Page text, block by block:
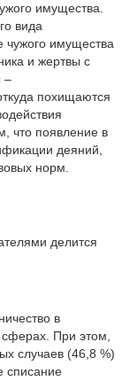
имущества.
вида
чужого имущества
и жертвы с
–
похищаются
что появление в
деяний,
норм.
делится
в
При этом,
случаев (46,8 %)
списание